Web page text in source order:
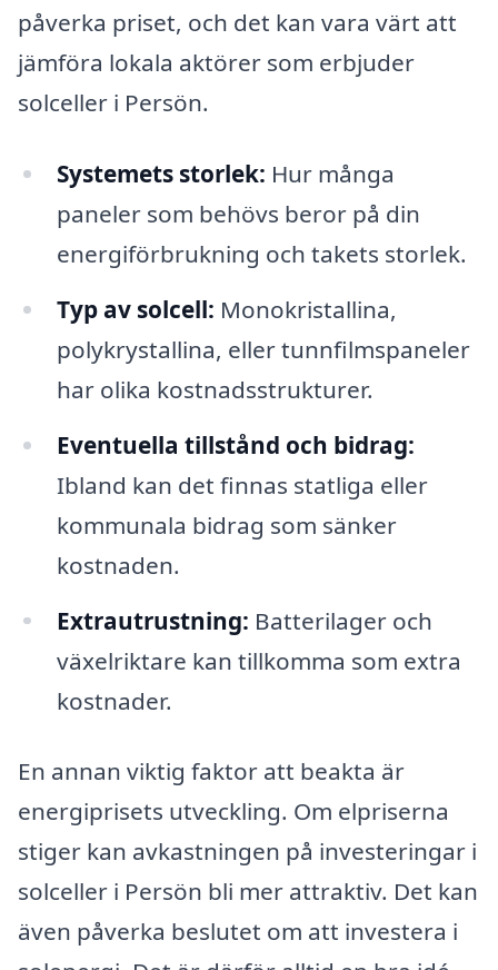
påverka priset, och det kan vara värt att
jämföra lokala aktörer som erbjuder
solceller i Persön.
Systemets storlek: Hur många
paneler som behövs beror på din
energiförbrukning och takets storlek.
Typ av solcell: Monokristallina,
polykrystallina, eller tunnfilmspaneler
har olika kostnadsstrukturer.
Eventuella tillstånd och bidrag:
Ibland kan det finnas statliga eller
kommunala bidrag som sänker
kostnaden.
Extrautrustning: Batterilager och
växelriktare kan tillkomma som extra
kostnader.
En annan viktig faktor att beakta är
energiprisets utveckling. Om elpriserna
stiger kan avkastningen på investeringar i
solceller i Persön bli mer attraktiv. Det kan
även påverka beslutet om att investera i